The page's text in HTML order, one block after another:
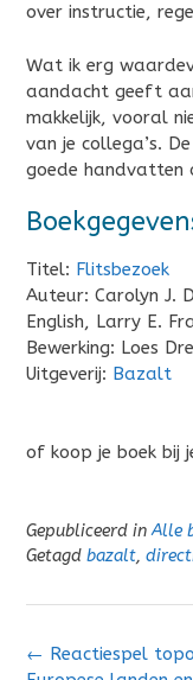
over instructie,
Wat ik erg
aandacht geeft
makkelijk, vooral
van je collega’s.
goede handvatten
Titel: Flitsbezoek
Auteur: Carolyn J.
English, Larry E.
Bewerking: Loes
Uitgeverij: Bazalt
of koop je boek bij
Gepubliceerd inAlle
Getagd bazalt,
Bericht
← Reactiespel